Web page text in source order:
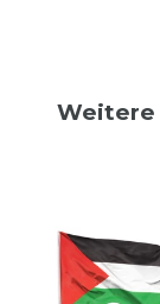
Weitere